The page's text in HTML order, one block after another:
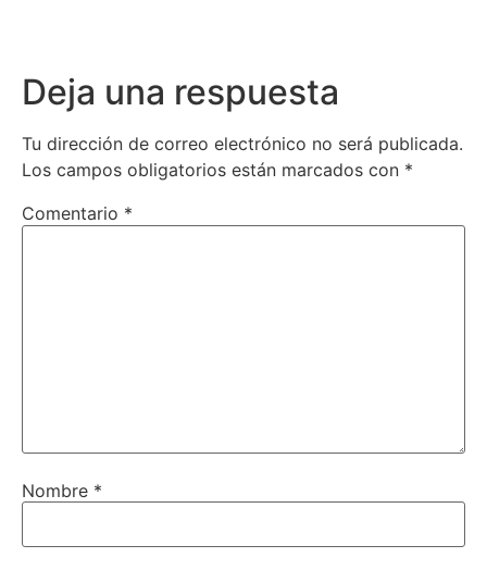
Deja una respuesta
Tu dirección de correo electrónico no será publicada.
Los campos obligatorios están marcados con *
Comentario *
Nombre *